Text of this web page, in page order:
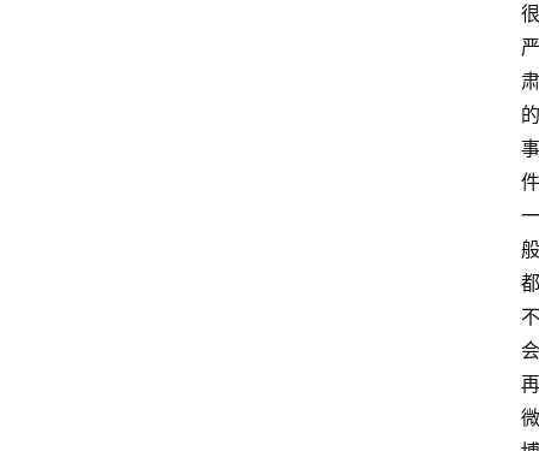
很
严
肃
的
事
件
一
般
都
不
会
再
微